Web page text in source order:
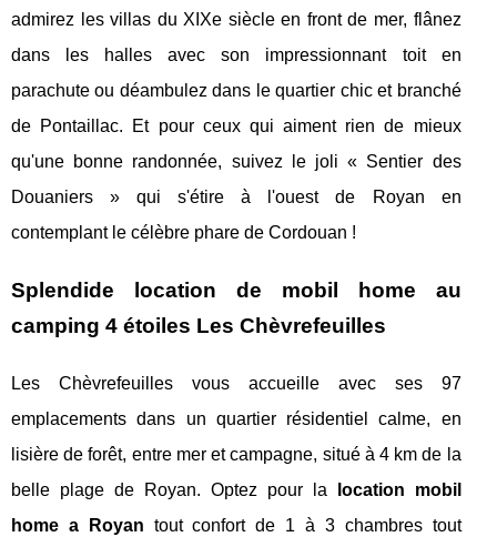
admirez les villas du XIXe siècle en front de mer, flânez
dans les halles avec son impressionnant toit en
parachute ou déambulez dans le quartier chic et branché
de Pontaillac. Et pour ceux qui aiment rien de mieux
qu'une bonne randonnée, suivez le joli « Sentier des
Douaniers » qui s'étire à l'ouest de Royan en
contemplant le célèbre phare de Cordouan !
Splendide location de mobil home au
camping 4 étoiles Les Chèvrefeuilles
Les Chèvrefeuilles vous accueille avec ses 97
emplacements dans un quartier résidentiel calme, en
lisière de forêt, entre mer et campagne, situé à 4 km de la
belle plage de Royan. Optez pour la
location mobil
home a Royan tout confort de 1 à 3 chambres tout